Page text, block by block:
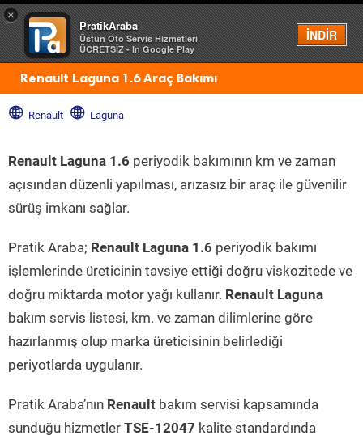
×
PratikAraba
Üstün Oto Servis Hizmetleri
ÜCRETSİZ - In Google Play
İNDİR
Menü
Renault Laguna 1.6 Araç Bakımı
Renault Laguna
Renault Laguna 1.6 periyodik bakımının km ve zaman
açısından düzenli yapılması, arızasız bir araç ile güvenilir
sürüş imkanı sağlar.
Pratik Araba; Renault Laguna 1.6 periyodik bakımı
işlemlerinde üreticinin tavsiye ettiği doğru viskozitede ve
doğru miktarda motor yağı kullanır. Renault Laguna
bakım servis listesi, km. ve zaman dilimlerine göre
hazırlanmış olup marka üreticisinin belirlediği
periyotlarda uygulanır.
Pratik Araba’nın Renault bakım servisi kapsamında
sunduğu hizmetler TSE-12047 kalite standardında